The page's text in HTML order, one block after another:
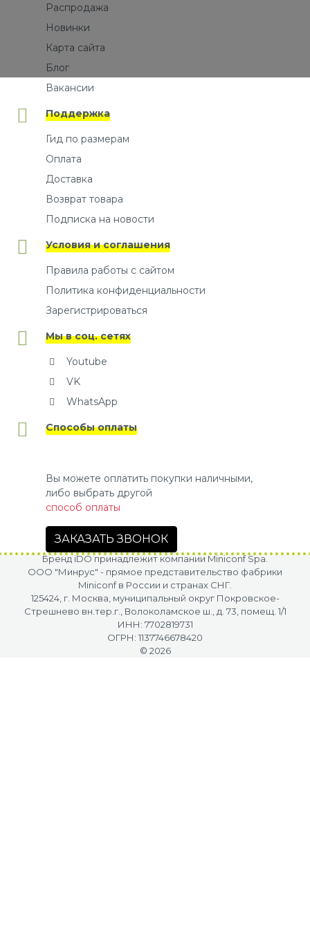
Распродажа
Новинки
Карта сайта
Блог
Вакансии
Поддержка
Гид по размерам
Оплата
Доставка
Возврат товара
Подписка на новости
Условия и соглашения
Правила работы с сайтом
Политика конфиденциальности
Зарегистрироваться
Мы в соц. сетях
Youtube
VK
WhatsApp
Способы оплаты
Вы можете оплатить покупки наличными,
либо выбрать другой
способ оплаты
ЗАКАЗАТЬ ЗВОНОК
Бренд iDO принадлежит компании Miniconf Spa.
OOO "Минрус" - прямое представительство фабрики
Miniconf в России и странах СНГ.
125424, г. Москва, муниципальный округ Покровское-
Стрешнево вн.тер.г., Волоколамское ш., д. 73, помещ. 1/1
ИНН: 7702819731
ОГРН: 1137746678420
© 2026